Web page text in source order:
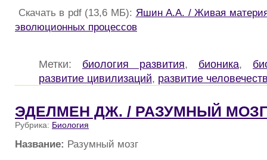
Скачать в pdf (13,6 МБ): Яшин А.А. / Живая
эволюционных процессов
Метки: биология развития, бионика,
развитие цивилизаций, развитие
ЭДЕЛМЕН ДЖ. / РАЗУМНЫЙ МОЗГ
Рубрика: Биология
Название: Разумный мозг